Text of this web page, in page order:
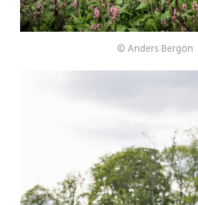
© Anders Bergön